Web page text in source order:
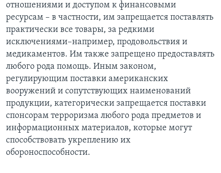
отношениями и доступом к финансовыми
ресурсам – в частности, им запрещается поставлять
практически все товары, за редкими
исключениями–например, продовольствия и
медикаментов. Им также запрещено предоставлять
любого рода помощь. Иным законом,
регулирующим поставки американских
вооружений и сопутствующих наименований
продукции, категорически запрещается поставки
спонсорам терроризма любого рода предметов и
информационных материалов, которые могут
способствовать укреплению их
обороноспособности.